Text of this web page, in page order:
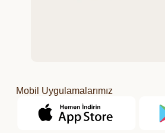
Mobil Uygulamalarımız